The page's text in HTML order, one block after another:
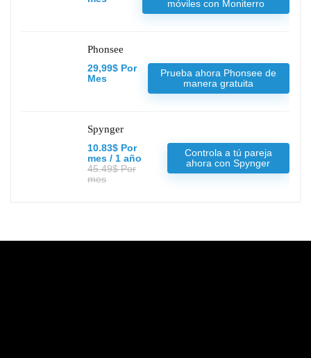
móviles con Moniterro
Phonsee
29,99$ Por
Mes
Prueba ahora Phonsee de
manera gratuita
Spynger
10.83$ Por
mes / 1 año
45.49$ Por
mes
Controla a tú pareja
ahora con Spynger